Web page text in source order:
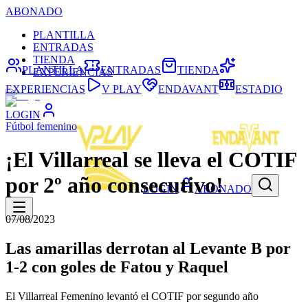
ABONADO
PLANTILLA
ENTRADAS
TIENDA
EXPERIENCIAS
LOGIN
LOGIN ABONADO
PLANTILLA ENTRADAS
TIENDA
EXPERIENCIAS
V PLAY ENDAVANT ESTADIO
Fútbol femenino
¡El Villarreal se lleva el COTIF
por 2º año consecutivo!
07/08/2023
Las amarillas derrotan al Levante B por
1-2 con goles de Fatou y Raquel
El Villarreal Femenino levantó el COTIF por segundo año